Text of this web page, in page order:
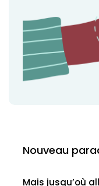
Nouveau
Mais jusqu’où